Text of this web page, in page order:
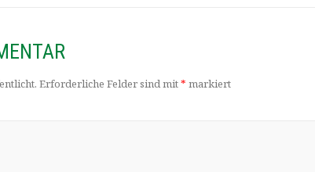
Erforderliche Felder sind mit* markiert